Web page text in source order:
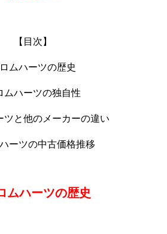
【目次】
ムハーツの歴史
ムハーツの独自性
ツと他のメーカーの違い
ーツの中古価格推移
ムハーツの歴史